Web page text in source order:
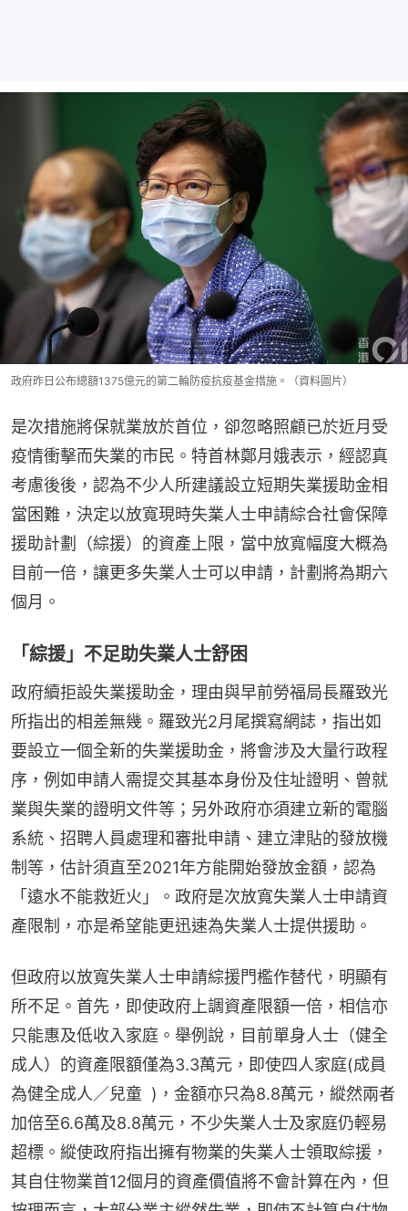
政府昨日公布總額1375億元的第二輪防疫抗疫基金措施。（資料圖片）
是次措施將保就業放於首位，卻忽略照顧已於近月受
疫情衝擊而失業的市民。特首林鄭月娥表示，經認真
考慮後後，認為不少人所建議設立短期失業援助金相
當困難，決定以放寬現時失業人士申請綜合社會保障
援助計劃（綜援）的資產上限，當中放寬幅度大概為
目前一倍，讓更多失業人士可以申請，計劃將為期六
個月。
「綜援」不足助失業人士舒困
政府續拒設失業援助金，理由與早前勞福局長羅致光
所指出的相差無幾。羅致光2月尾撰寫網誌，指出如
要設立一個全新的失業援助金，將會涉及大量行政程
序，例如申請人需提交其基本身份及住址證明、曾就
業與失業的證明文件等；另外政府亦須建立新的電腦
系統、招聘人員處理和審批申請、建立津貼的發放機
制等，估計須直至2021年方能開始發放金額，認為
「遠水不能救近火」。政府是次放寬失業人士申請資
產限制，亦是希望能更迅速為失業人士提供援助。
但政府以放寬失業人士申請綜援門檻作替代，明顯有
所不足。首先，即使政府上調資產限額一倍，相信亦
只能惠及低收入家庭。舉例說，目前單身人士（健全
成人）的資產限額僅為3.3萬元，即使四人家庭(成員
為健全成人／兒童  )，金額亦只為8.8萬元，縱然兩者
加倍至6.6萬及8.8萬元，不少失業人士及家庭仍輕易
超標。縱使政府指出擁有物業的失業人士領取綜援，
其自住物業首12個月的資產價值將不會計算在內，但